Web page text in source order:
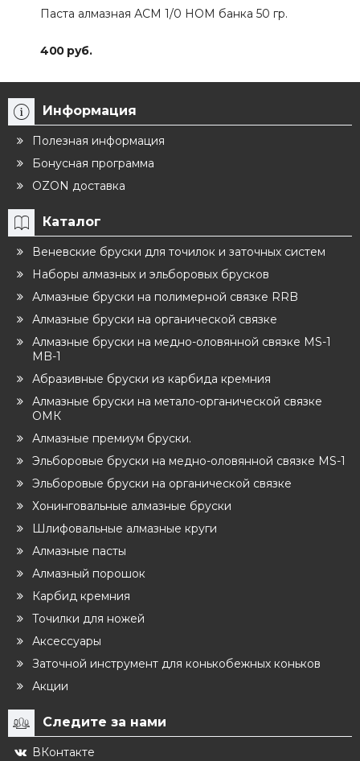
Паста алмазная АСМ 1/0 НОМ банка 50 гр.
400 руб.
Информация
Полезная информация
Бонусная программа
OZON доставка
Каталог
Веневские бруски для точилок и заточных систем
Наборы алмазных и эльборовых брусков
Алмазные бруски на полимерной связке RRB
Алмазные бруски на органической связке
Алмазные бруски на медно-оловянной связке MS-1
MB-1
Абразивные бруски из карбида кремния
Алмазные бруски на метало-органической связке
ОМК
Алмазные премиум бруски.
Эльборовые бруски на медно-оловянной связке MS-1
Эльборовые бруски на органической связке
Хонинговальные алмазные бруски
Шлифовальные алмазные круги
Алмазные пасты
Алмазный порошок
Карбид кремния
Точилки для ножей
Аксессуары
Заточной инструмент для конькобежных коньков
Акции
Следите за нами
ВКонтакте